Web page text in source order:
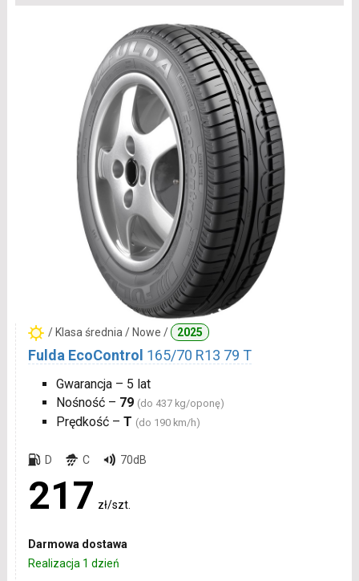
/ Klasa średnia / Nowe / 2025
Fulda EcoControl 165/70 R13 79 T
Gwarancja – 5 lat
Nośność – 79 (do 437 kg/oponę)
Prędkość – T (do 190 km/h)
D C 70dB
217 zł/szt.
Darmowa dostawa
Realizacja 1 dzień